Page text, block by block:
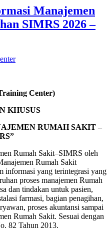
Manajemen
SIMRS 2026 –
Center)
KHUSUS
RUMAH SAKIT –
Rumah Sakit–SIMRS oleh
Rumah Sakit
informasi yang terintegrasi yang
proses manajemen Rumah
dan tindakan untuk pasien,
farmasi, bagian penagihan,
proses akuntansi sampai
Rumah Sakit. Sesuai dengan
82 Tahun 2013.